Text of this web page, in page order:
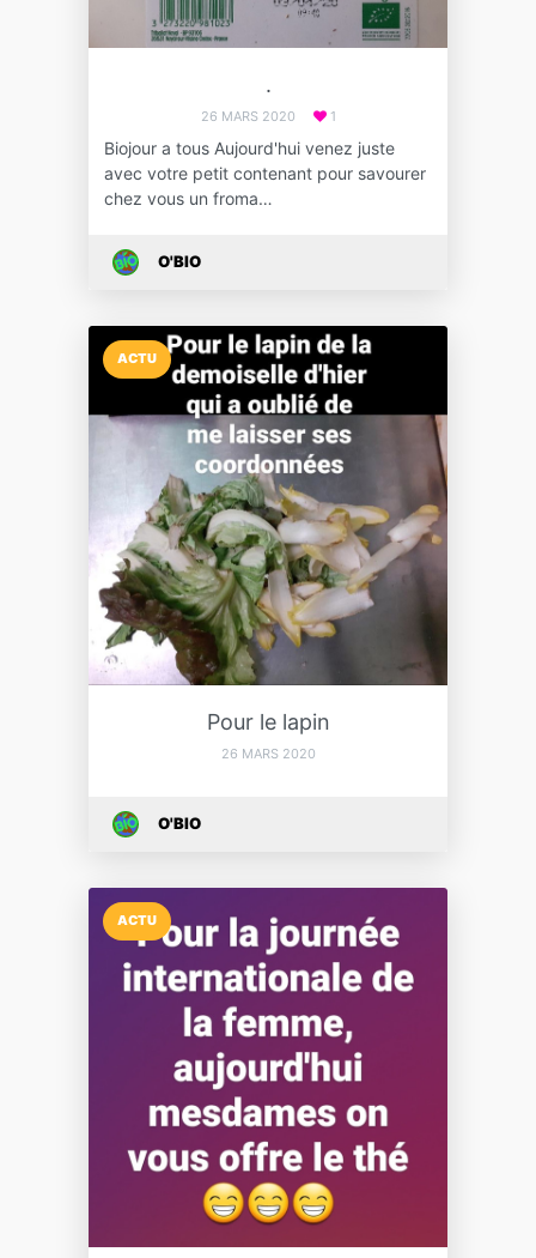
.
26 MARS 2020 1
Biojour a tous Aujourd'hui venez juste
avec votre petit contenant pour savourer
chez vous un froma…
O'BIO
ACTU
Pour le lapin
26 MARS 2020
O'BIO
ACTU